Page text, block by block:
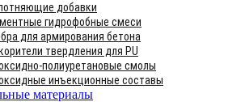
добавки
гидрофобные смеси
для армирования бетона
твердления для PU
полиуретановые смолы
инъекционные составы
материалы